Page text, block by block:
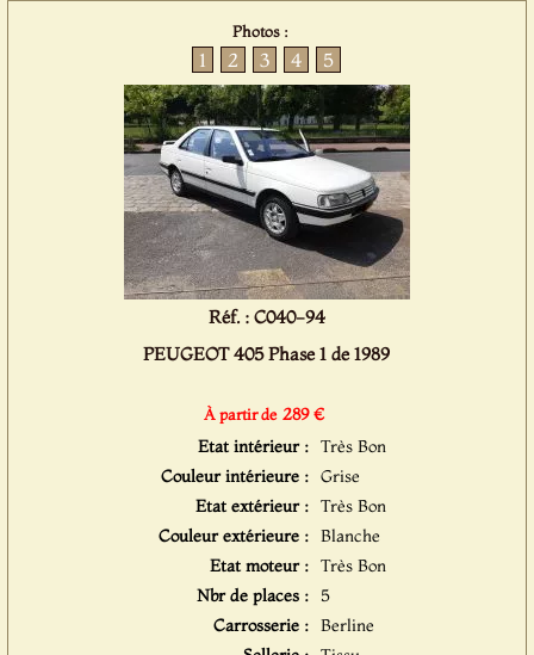
Photos :
1 2 3 4 5
Réf. : C040-94
PEUGEOT 405 Phase 1 de 1989
À partir de 289 €
Etat intérieur : Très Bon
Couleur intérieure : Grise
Etat extérieur : Très Bon
Couleur extérieure : Blanche
Etat moteur : Très Bon
Nbr de places : 5
Carrosserie : Berline